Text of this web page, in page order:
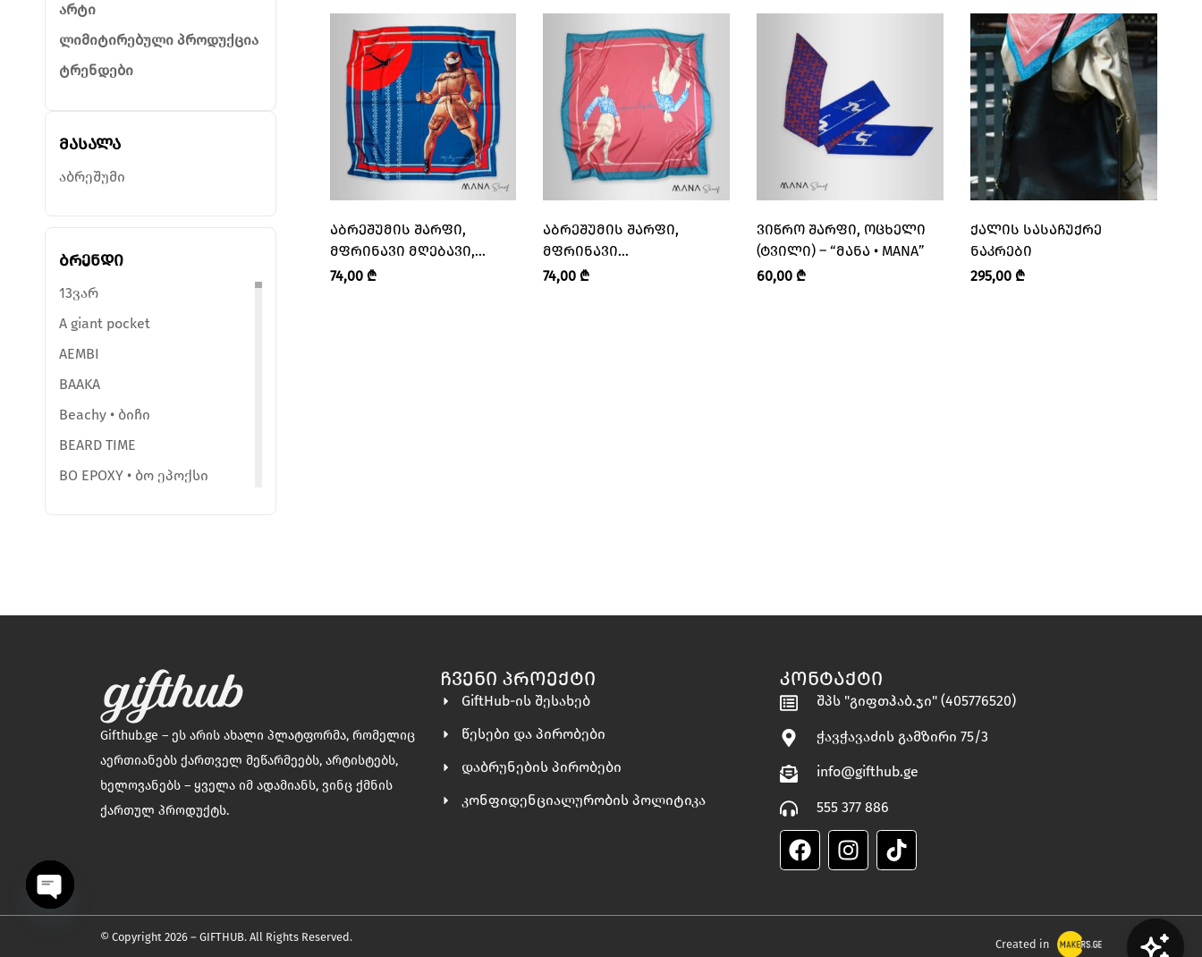
არტი
ლიმიტირებული პროდუქცია
ტრენდები
მასალა
აბრეშუმი
ბრენდი
13ვარ
A giant pocket
AEMBI
BAAKA
Beachy • ბიჩი
BEARD TIME
BO EPOXY • ბო ეპოქსი
COMFORTABLE
Cone Ceramic
Crafts & More
Decoratori
Door to Tbilisi • თბილისის
ᲐᲑᲠᲔᲨᲣᲛᲘᲡ ᲨᲐᲠᲤᲘ,
ᲛᲤᲠᲘᲜᲐᲕᲘ ᲛᲦᲔᲑᲐᲕᲘ,
ᲝᲪᲮᲔᲚᲘ – “ᲛᲐᲜᲐ • MANA”
74,00 ₾
ᲐᲑᲠᲔᲨᲣᲛᲘᲡ ᲨᲐᲠᲤᲘ,
ᲛᲤᲠᲘᲜᲐᲕᲘ
ᲛᲦᲔᲑᲐᲕᲘ,ᲝᲪᲮᲔᲚᲘ – “ᲛᲐᲜᲐ
74,00 ₾
ᲕᲘᲬᲠᲝ ᲨᲐᲠᲤᲘ, ᲝᲪᲮᲔᲚᲘ
(ᲢᲕᲘᲚᲘ) – “ᲛᲐᲜᲐ • MANA”
60,00 ₾
ᲥᲐᲚᲘᲡ ᲡᲐᲡᲐᲩᲣᲥᲠᲔ
ᲜᲐᲙᲠᲔᲑᲘ
295,00 ₾
Gifthub.ge – ეს არის ახალი პლატფორმა, რომელიც
აერთიანებს ქართველ მეწარმეებს, არტისტებს,
ხელოვანებს – ყველა იმ ადამიანს, ვინც ქმნის
ქართულ პროდუქტს.
ᲩᲕᲔᲜᲘ ᲞᲠᲝᲔᲥᲢᲘ
GiftHub-ის შესახებ
წესები და პირობები
დაბრუნების პირობები
კონფიდენციალურობის პოლიტიკა
ᲙᲝᲜᲢᲐᲥᲢᲘ
შპს "გიფთჰაბ.ჯი" (405776520)
ჭავჭავაძის გამზირი 75/3
info@gifthub.ge
555 377 886
© Copyright 2026 – GIFTHUB. All Rights Reserved.
Created in